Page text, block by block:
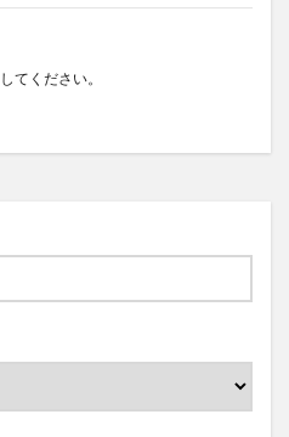
してください。